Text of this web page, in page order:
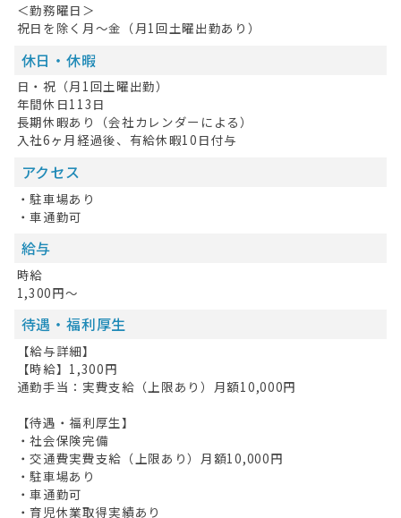
＜勤務曜日＞
祝日を除く月～金（月1回土曜出勤あり）
休日・休暇
日・祝（月1回土曜出勤）
年間休日113日
長期休暇あり（会社カレンダーによる）
入社6ヶ月経過後、有給休暇10日付与
アクセス
・駐車場あり
・車通勤可
給与
時給
1,300円～
待遇・福利厚生
【給与詳細】
【時給】1,300円
通勤手当：実費支給（上限あり）月額10,000円
【待遇・福利厚生】
・社会保険完備
・交通費実費支給（上限あり）月額10,000円
・駐車場あり
・車通勤可
・育児休業取得実績あり